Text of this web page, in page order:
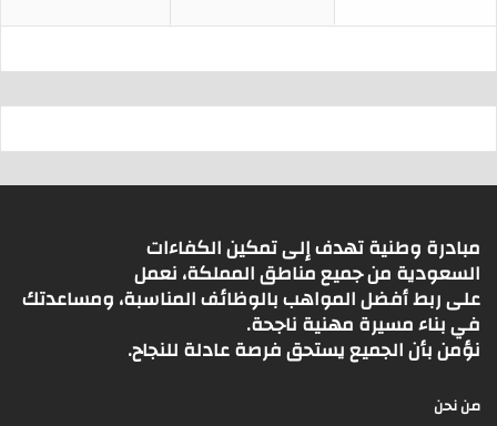
مبادرة وطنية تهدف إلى تمكين الكفاءات
السعودية من جميع مناطق المملكة، نعمل
على ربط أفضل المواهب بالوظائف المناسبة، ومساعدتك
في بناء مسيرة مهنية ناجحة.
نؤمن بأن الجميع يستحق فرصة عادلة للنجاح.
من نحن